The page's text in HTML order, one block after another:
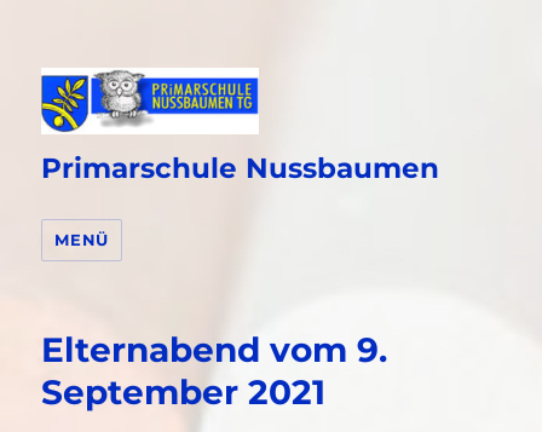
Primarschule Nussbaumen
MENÜ
Elternabend vom 9.
September 2021